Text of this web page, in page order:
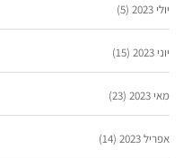
יולי 2023 (5)
יוני 2023 (15)
מאי 2023 (23)
אפריל 2023 (14)